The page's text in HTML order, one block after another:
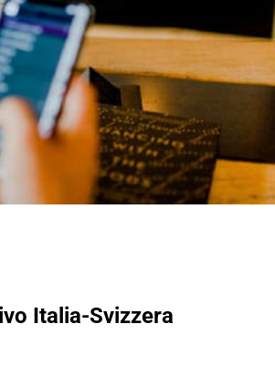
Italia-Svizzera